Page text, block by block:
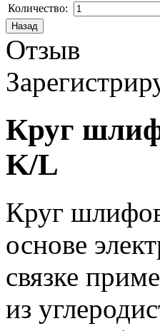
Количество:
Отзыв
Круг
K/L
Круг
основе
связке
из